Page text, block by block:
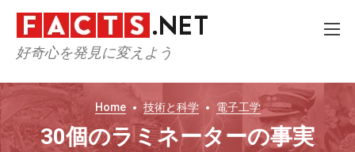
好奇心を発見に変えよう
Home 技術と科学 電子工学
30個のラミネーターの事実